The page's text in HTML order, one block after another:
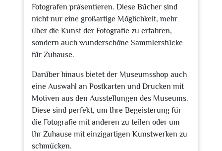
Fotografen präsentieren. Diese Bücher sind
nicht nur eine großartige Möglichkeit, mehr
über die Kunst der Fotografie zu erfahren,
sondern auch wunderschöne Sammlerstücke
für Zuhause.
Darüber hinaus bietet der Museumsshop auch
eine Auswahl an Postkarten und Drucken mit
Motiven aus den Ausstellungen des Museums.
Diese sind perfekt, um Ihre Begeisterung für
die Fotografie mit anderen zu teilen oder um
Ihr Zuhause mit einzigartigen Kunstwerken zu
schmücken.